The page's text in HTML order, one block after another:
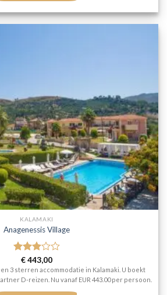
KALAMAKI
Anagenessis Village
Gewaardeerd
3uit 5
€443,00
3 sterren accommodatie in Kalamaki. U boekt
D-reizen. Nu vanaf EUR 443.00 per persoon.